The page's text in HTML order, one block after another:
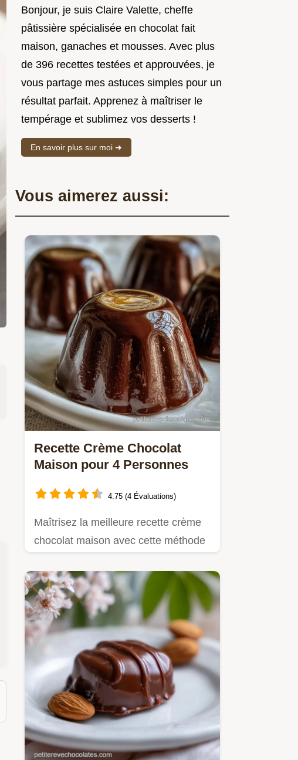
Bonjour, je suis Claire Valette, cheffe
pâtissière spécialisée en chocolat fait
maison, ganaches et mousses. Avec plus
de 396 recettes testées et approuvées, je
vous partage mes astuces simples pour un
résultat parfait. Apprenez à maîtriser le
tempérage et sublimez vos desserts !
En savoir plus sur moi ➜
Vous aimerez aussi:
Recette Crème Chocolat
Maison pour 4 Personnes
4.75 (4 Évaluations)
Maîtrisez la meilleure recette crème
chocolat maison avec cette méthode